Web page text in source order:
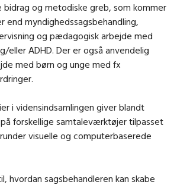
bidrag og metodiske greb, som kommer
end myndighedssagsbehandling,
og pædagogisk arbejde med
eller ADHD. Der er også anvendelig
med børn og unge med fx
i vidensindsamlingen giver blandt
forskellige samtaleværktøjer tilpasset
visuelle og computerbaserede
hvordan sagsbehandleren kan skabe